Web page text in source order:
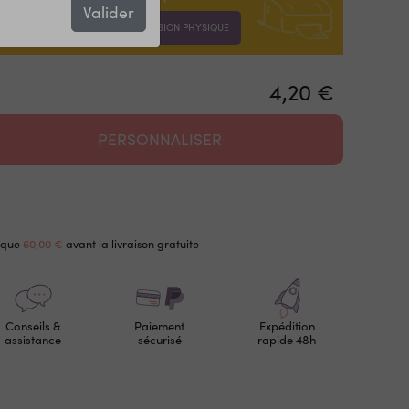
Valider
VOIR LA VERSION PHYSIQUE
4,20 €
PERSONNALISER
60,00 € avant la livraison gratuite
Conseils &
assistance
Paiement
sécurisé
Expédition
rapide 48h